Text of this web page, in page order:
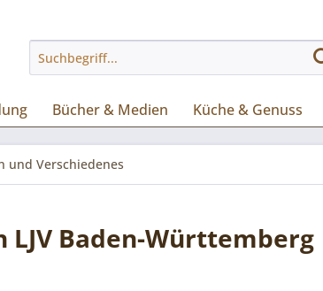
Bücher & Medien Küche & Genuss
und Verschiedenes
Baden-Württemberg